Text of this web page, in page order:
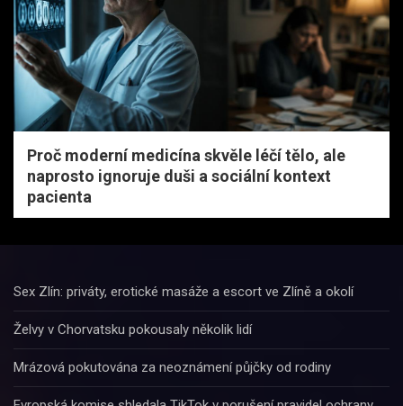
Proč moderní medicína skvěle léčí tělo, ale
naprosto ignoruje duši a sociální kontext
pacienta
Sex Zlín: priváty, erotické masáže a escort ve Zlíně a okolí
Želvy v Chorvatsku pokousaly několik lidí
Mrázová pokutována za neoznámení půjčky od rodiny